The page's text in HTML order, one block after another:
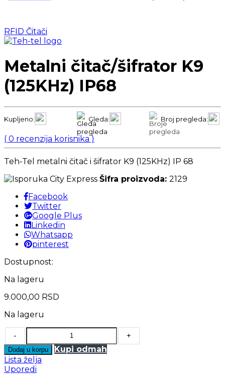
RFID Čitači
Metalni čitač/šifrator K9
(125KHz) IP68
Kupljeno: Gleda: Broj pregleda:
( 0 recenzija korisnika )
Teh-Tel metalni čitač i šifrator K9 (125KHz) IP 68
Šifra proizvoda: 2129
Facebook
Twitter
Google Plus
Linkedin
Whatsapp
pinterest
Dostupnost:
Na lageru
9.000,00 RSD
Na lageru
- +
Dodaj u korpu
Kupi odmah
Lista želja
Uporedi